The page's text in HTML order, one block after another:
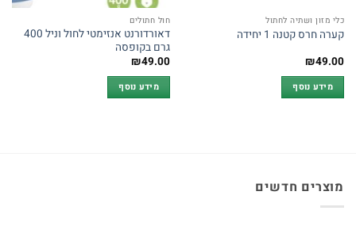
כלי מזון ושתיה לחתול
קערה חרס קטנה 1 יחידה
₪49.00
מידע נוסף
חול חתולים
דאורדורנט אנזימטי לחול וניל 400
גרם בקופסה
₪49.00
מידע נוסף
מוצרים חדשים